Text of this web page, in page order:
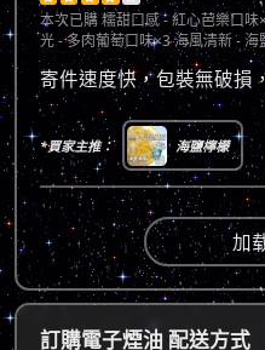
本次已購糯甜口感 - 紅心芭樂口
光 - 多肉葡萄口味×3 海風清新 - 海
寄件速度快，包裝無破損
*買家主推： 海鹽檸檬
加
訂購電子煙油 配送方式